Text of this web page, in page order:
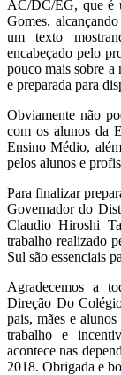
AC/DC/EG, que é
Gomes,
um texto
encabeçado pelo
pouco mais sobre a
e preparada para
Obviamente não
com os alunos da
Ensino Médio,
pelos alunos e
Para finalizar
Governador do
Claudio Hiroshi
trabalho realizado
Sul são essenciais
Agradecemos a
Direção Do
pais, mães e
trabalho e
acontece nas
2018. Obrigada e